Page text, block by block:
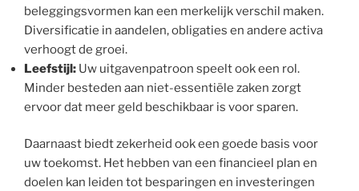
beleggingsvormen kan een merkelijk verschil maken.
Diversificatie in aandelen, obligaties en andere activa
verhoogt de groei.
Leefstijl: Uw uitgavenpatroon speelt ook een rol.
Minder besteden aan niet-essentiële zaken zorgt
ervoor dat meer geld beschikbaar is voor sparen.
Daarnaast biedt zekerheid ook een goede basis voor
uw toekomst. Het hebben van een financieel plan en
doelen kan leiden tot besparingen en investeringen